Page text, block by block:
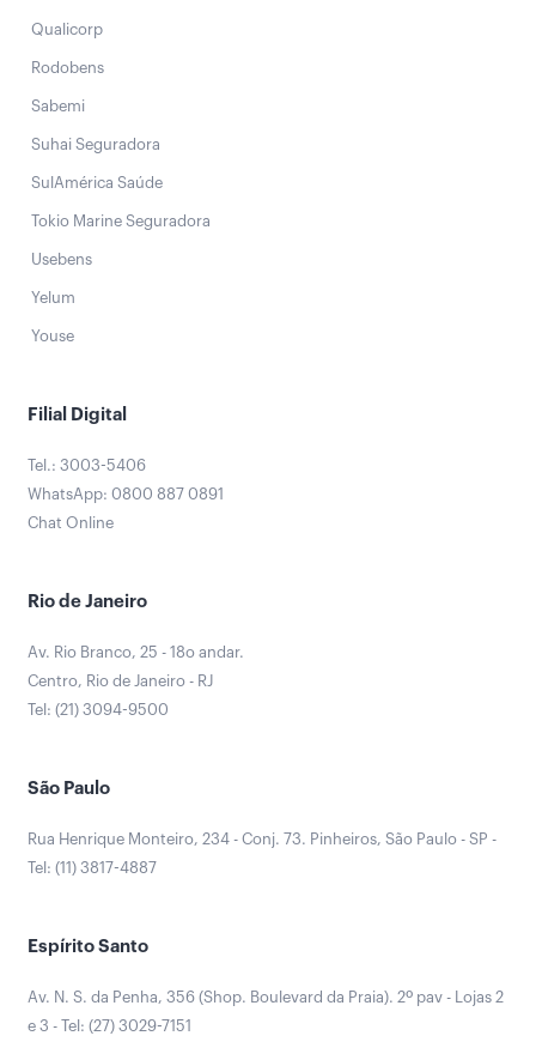
Qualicorp
Rodobens
Sabemi
Suhai Seguradora
SulAmérica Saúde
Tokio Marine Seguradora
Usebens
Yelum
Youse
Filial Digital
Tel.: 3003-5406
WhatsApp: 0800 887 0891
Chat Online
Rio de Janeiro
Av. Rio Branco, 25 - 18o andar.
Centro, Rio de Janeiro - RJ
Tel: (21) 3094-9500
São Paulo
Rua Henrique Monteiro, 234 - Conj. 73. Pinheiros, São Paulo - SP -
Tel: (11) 3817-4887
Espírito Santo
Av. N. S. da Penha, 356 (Shop. Boulevard da Praia). 2º pav - Lojas 2
e 3 - Tel: (27) 3029-7151